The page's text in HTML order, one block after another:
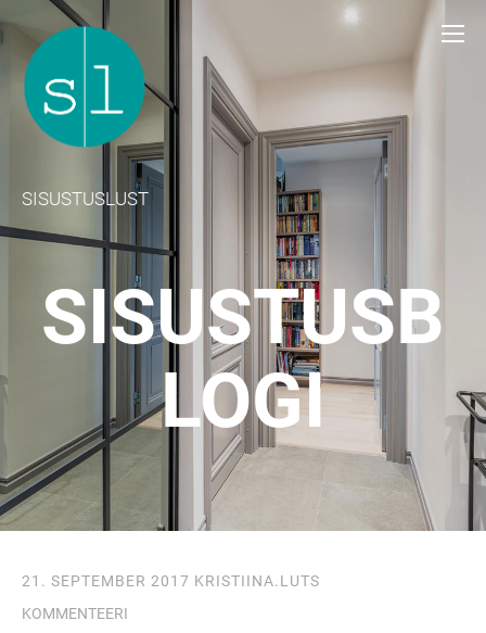
SISUSTUSLUST
SISUSTUSB
LOGI
21. SEPTEMBER 2017 KRISTIINA.LUTS
KOMMENTEERI